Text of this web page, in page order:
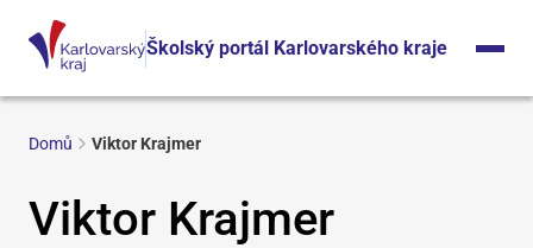
Školský portál Karlovarského kraje
Domů Viktor Krajmer
Viktor Krajmer